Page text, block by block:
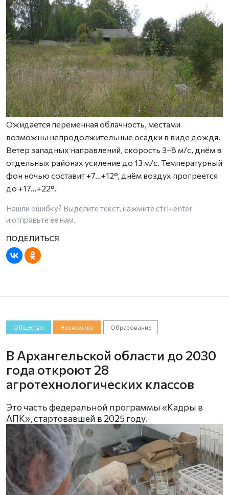
Ожидается переменная облачность, местами
возможны непродолжительные осадки в виде дождя.
Ветер западных направлений, скорость 3–8 м/с, днём в
отдельных районах усиление до 13 м/с. Температурный
фон ночью составит +7…+12°, днём воздух прогреется
до +17…+22°.
Нашли ошибку? Выделите текст, нажмите ctrl+enter
и отправьте ее нам.
Общество Экономика Образование
В Архангельской области до 2030
года откроют 28
агротехнологических классов
Это часть федеральной программы «Кадры в
АПК», стартовавшей в 2025 году.